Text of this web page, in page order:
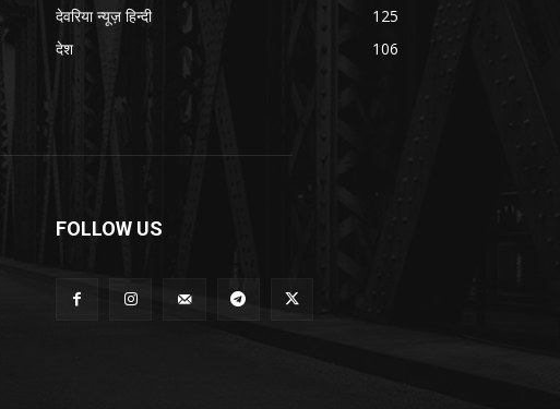
देवरिया न्यूज़ हिन्दी
125
देश
106
FOLLOW US